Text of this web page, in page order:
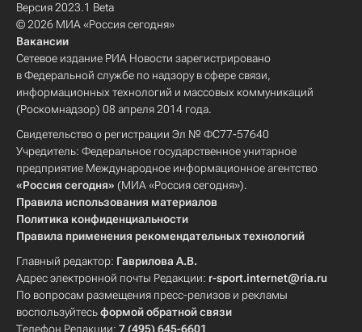
Версия 2023.1 Beta
© 2026 МИА «Россия сегодня»
Вакансии
Сетевое издание РИА Новости зарегистрировано
в Федеральной службе по надзору в сфере связи,
информационных технологий и массовых коммуникаций
(Роскомнадзор) 08 апреля 2014 года.
Свидетельство о регистрации Эл № ФС77-57640
Учредитель: Федеральное государственное унитарное
предприятие Международное информационное агентство
«Россия сегодня» (МИА «Россия сегодня»).
Правила использования материалов
Политика конфиденциальности
Правила применения рекомендательных технологий
Главный редактор: Гаврилова А.В.
Адрес электронной почты Редакции: r-sport.internet@ria.ru
По вопросам размещения пресс-релизов и рекламы
воспользуйтесьформой обратной связи
Телефон Редакции: 7 (495) 645-6601